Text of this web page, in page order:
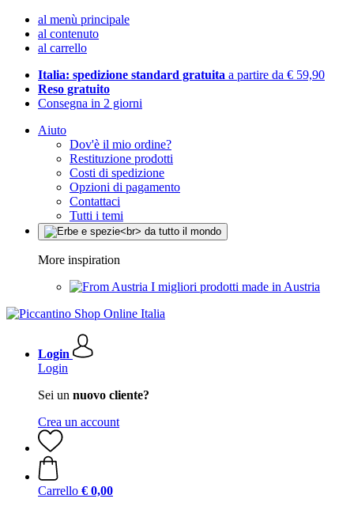
al menù principale
al contenuto
al carrello
Italia: spedizione standard gratuita a partire da € 59,90
Reso gratuito
Consegna in 2 giorni
Aiuto
Dov'è il mio ordine?
Restituzione prodotti
Costi di spedizione
Opzioni di pagamento
Contattaci
Tutti i temi
More inspiration
I migliori prodotti made in Austria
Login
Login
Sei un nuovo cliente?
Crea un account
Carrello € 0,00